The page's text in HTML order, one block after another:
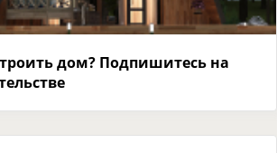
дом? Подпишитесь на